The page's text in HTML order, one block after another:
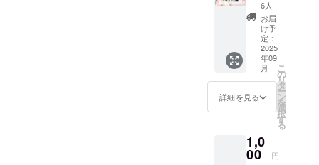
立ち絵
を先行
公開致
しま
す。
ウォー
ター
マーク
つきの
画像を
す。
6人
お届
け予
定：
2025
年09
月
詳細を見る
こ
の
リ
タ
ー
ン
を
選
択
す
る
1,0
00 円